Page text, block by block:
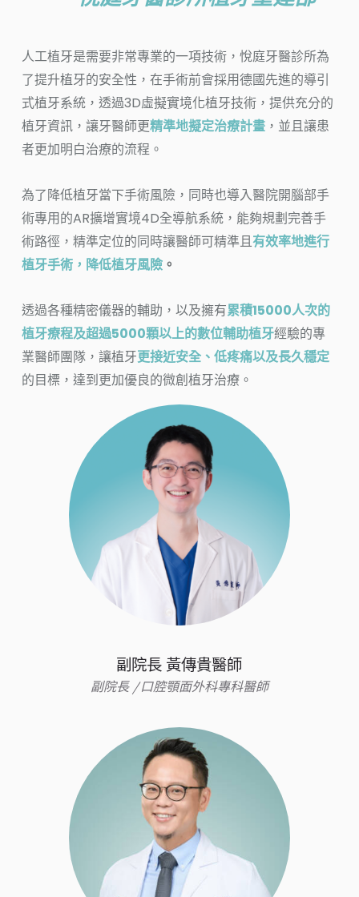
人工植牙是需要非常專業的一項技術，悅庭牙醫診所為
了提升植牙的安全性，在手術前會採用德國先進的導引
式植牙系統，透過3D虛擬實境化植牙技術，提供充分的
植牙資訊，讓牙醫師更精準地擬定治療計畫，並且讓患
者更加明白治療的流程。
為了降低植牙當下手術風險，同時也導入醫院開腦部手
術專用的AR擴增實境4D全導航系統，能夠規劃完善手
術路徑，精準定位的同時讓醫師可精準且有效率地進行
植牙手術，降低植牙風險。
透過各種精密儀器的輔助，以及擁有累積15000人次的
植牙療程及超過5000顆以上的數位輔助植牙經驗的專
業醫師團隊，讓植牙更接近安全、低疼痛以及長久穩定
的目標，達到更加優良的微創植牙治療。
副院長 黃傳貴醫師
副院長 /口腔顎面外科專科醫師